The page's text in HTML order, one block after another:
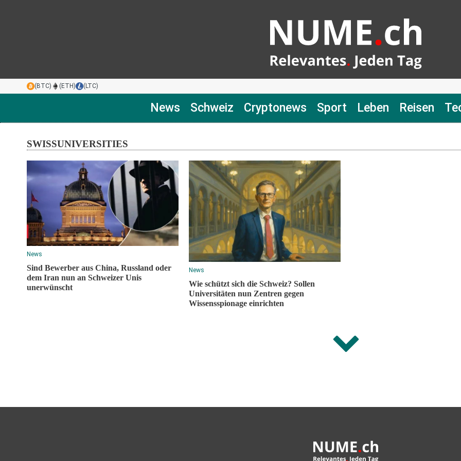
(BTC) (ETH) (LTC)
News Schweiz Cryptonews Sport Leben Reisen
SWISSUNIVERSITIES
News
Sind Bewerber aus China, Russland oder
dem Iran nun an Schweizer Unis
unerwünscht
News
Wie schützt sich die Schweiz? Sollen
Universitäten nun Zentren gegen
Wissensspionage einrichten